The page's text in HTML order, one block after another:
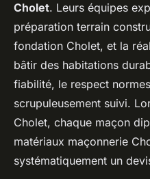
Cholet. Leurs équipes
préparation terrain
fondation Cholet, et la
bâtir des habitations
fiabilité, le respect
scrupuleusement suivi.
Cholet, chaque maçon
matériaux maçonnerie
systématiquement un